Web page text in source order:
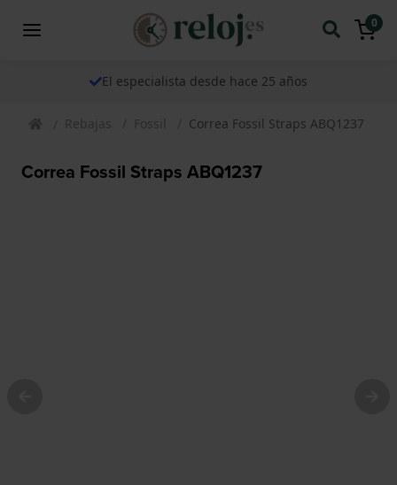
0
El especialista desde hace 25 años
Rebajas Fossil Correa Fossil Straps ABQ1237
Correa Fossil Straps ABQ1237